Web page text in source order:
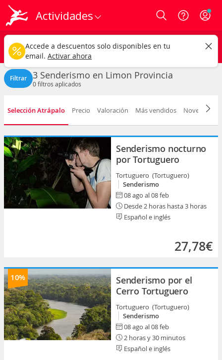
Actividades Login
Limon
Senderismo Cualquier fecha
CAMBIAR
Filtrar 3 Senderismo en Limon Provincia
0filtros aplicados
Selección Atrápalo Precio Valoración Más vendidos Novedad
Senderismo nocturno
por Tortuguero
Tortuguero (Tortuguero)
Senderismo
08 ago al 08 feb
Desde 2 horas hasta 3 horas
Español e inglés
27,78€
10%
Senderismo por el
Cerro Tortuguero
Tortuguero (Tortuguero)
Senderismo
08 ago al 08 feb
2 horas y 30 minutos
Español e inglés
Accede a descuentos solo disponibles en tu
email. Activar ahora